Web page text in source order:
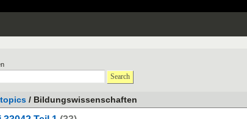
Search
/ Bildungswissenschaften